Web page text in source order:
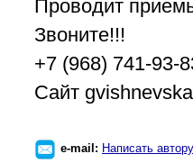
Проводит
Звоните!!!
+7 (968) 741-93-
Сайт
e-mail: Написать автору